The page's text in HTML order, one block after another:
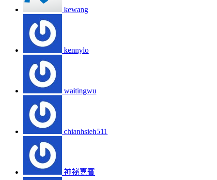
kewang
kennylo
waitingwu
chianhsieh511
神祕嘉賓